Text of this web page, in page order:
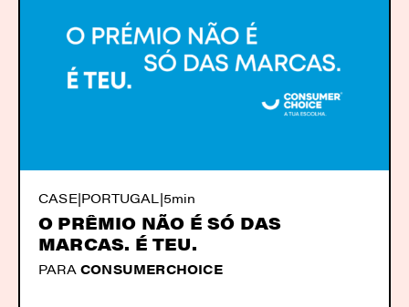
CASE|PORTUGAL|5min
O PRÊMIO NÃO É SÓ DAS
MARCAS. É TEU.
PARA CONSUMERCHOICE